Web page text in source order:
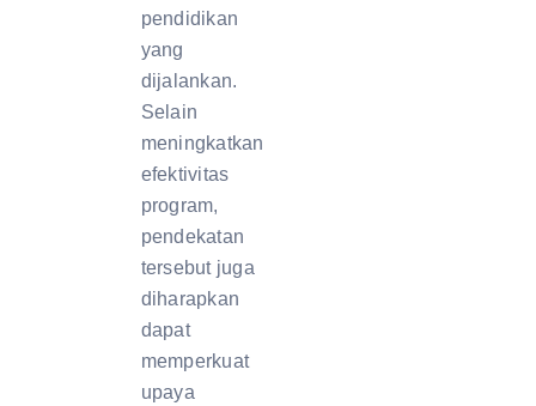
pendidikan
yang
dijalankan.
Selain
meningkatkan
efektivitas
program,
pendekatan
tersebut juga
diharapkan
dapat
memperkuat
upaya